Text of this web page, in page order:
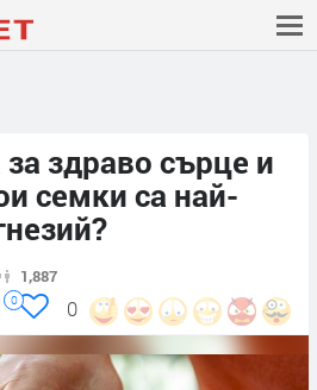
здраво сърце и
семки са най-
1,887
0
0